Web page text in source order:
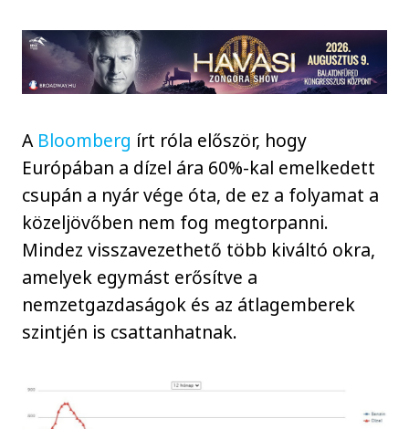
A Bloomberg írt róla először, hogy
Európában a dízel ára 60%-kal emelkedett
csupán a nyár vége óta, de ez a folyamat a
közeljövőben nem fog megtorpanni.
Mindez visszavezethető több kiváltó okra,
amelyek egymást erősítve a
nemzetgazdaságok és az átlagemberek
szintjén is csattanhatnak.